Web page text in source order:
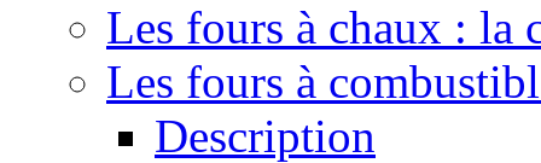
Les fours à chaux : la
Les fours à
Description